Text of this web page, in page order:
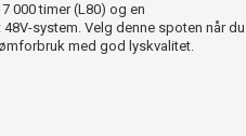
000 timer (L80) og en
system. Velg denne spoten når du
med god lyskvalitet.